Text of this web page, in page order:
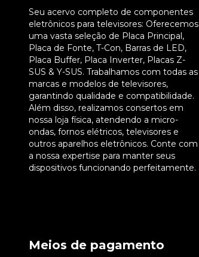
Seu acervo completo de componentes
eletrônicos para televisores: Oferecemos
uma vasta seleção de Placa Principal,
Placa de Fonte, T-Con, Barras de LED,
Placa Buffer, Placa Inverter, Placas Z-
SUS & Y-SUS. Trabalhamos com todas as
marcas e modelos de televisores,
garantindo qualidade e compatibilidade.
Além disso, realizamos consertos em
nossa loja física, atendendo a micro-
ondas, fornos elétricos, televisores e
outros aparelhos eletrônicos. Conte com
a nossa expertise para manter seus
dispositivos funcionando perfeitamente.
Meios de pagamento